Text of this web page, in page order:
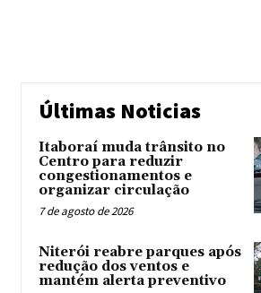
Últimas Noticias
Itaboraí muda trânsito no
Centro para reduzir
congestionamentos e
organizar circulação
7 de agosto de 2026
Niterói reabre parques após
redução dos ventos e
mantém alerta preventivo